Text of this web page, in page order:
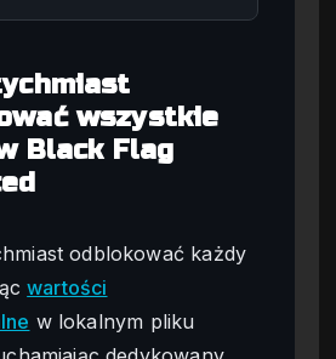
wszystkie
Black Flag
odblokować każdy
wartości
w lokalnym pliku